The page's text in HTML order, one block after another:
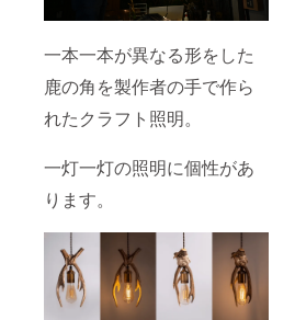
一本一本が異なる形をした
鹿の角を製作者の手で作ら
れたクラフト照明。
一灯一灯の照明に個性があ
ります。